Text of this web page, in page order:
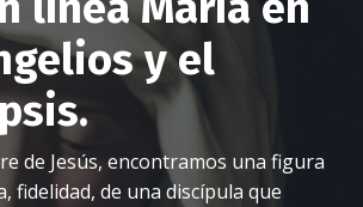
y el
de Jesús, encontramos una figura
fidelidad, de una discípula que